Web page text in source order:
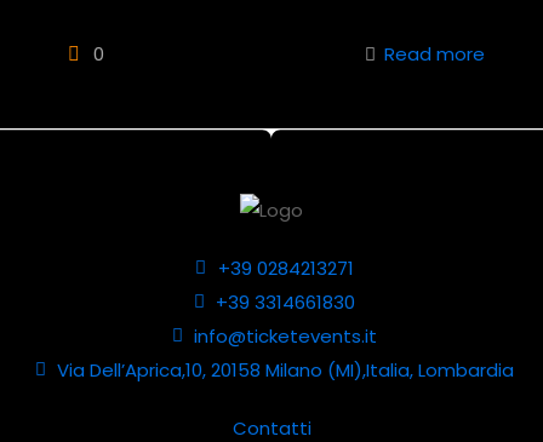
0 Read more
+39 0284213271
+39 3314661830
info@ticketevents.it
Via Dell’Aprica,10, 20158 Milano (MI),Italia, Lombardia
Contatti